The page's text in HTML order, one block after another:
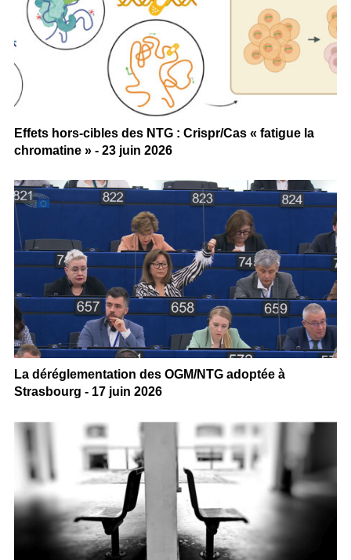
Effets hors-cibles des NTG : Crispr/Cas « fatigue la
chromatine » - 23 juin 2026
La déréglementation des OGM/NTG adoptée à
Strasbourg - 17 juin 2026